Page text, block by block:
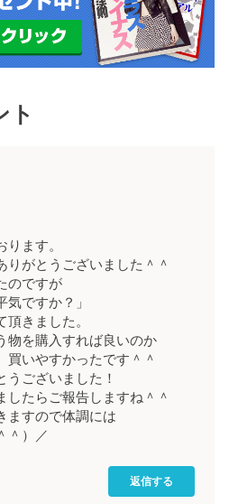
ト
ます。
りがとうございました＾＾
のですが
ですか？」
きました。
物を購入すれば良いのか
買いやすかったです＾＾
うございました！
したらご報告しますね＾＾
ますので体調には
＾）／
返信する